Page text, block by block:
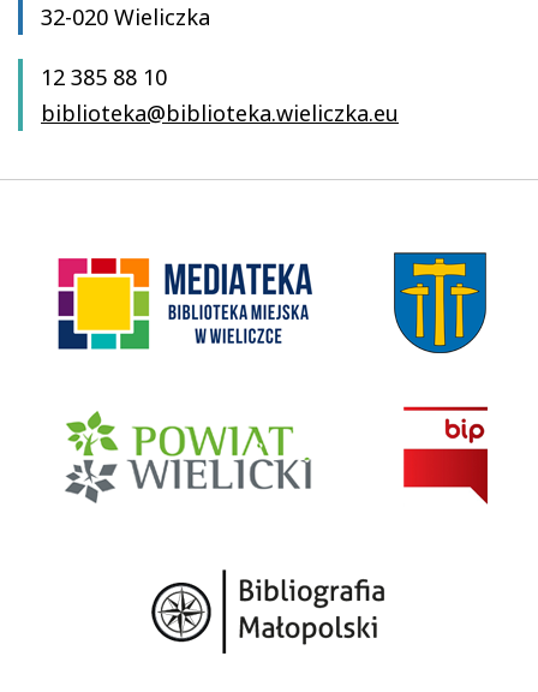
32-020 Wieliczka
12 385 88 10
biblioteka@biblioteka.wieliczka.eu